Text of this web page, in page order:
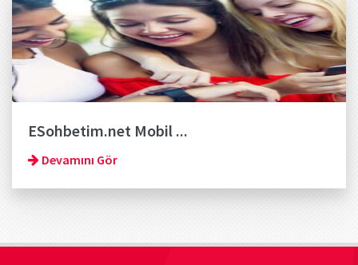
ESohbetim.net Mobil ...
Devamını Gör